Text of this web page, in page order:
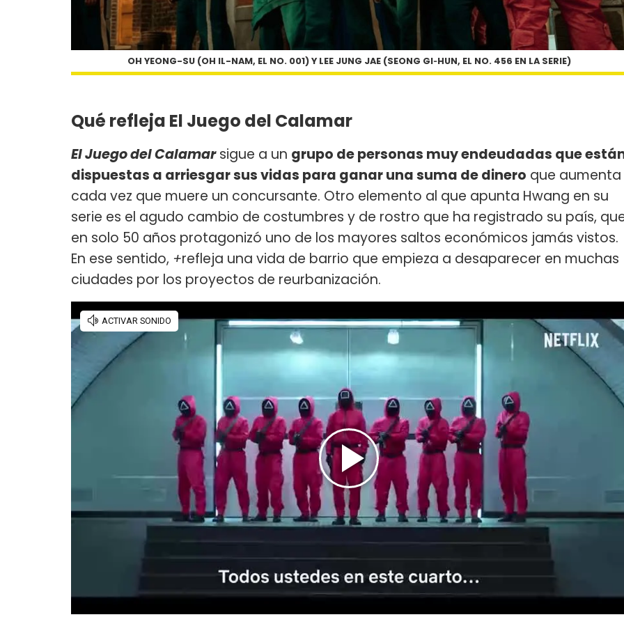
OH YEONG-SU (OH IL-NAM, EL NO. 001) Y LEE JUNG JAE (SEONG GI‑HUN, EL NO. 456 EN LA SERIE)
Qué refleja El Juego del Calamar
El Juego del Calamarsigue a un grupo de personas muy endeudadas que
dispuestas a arriesgar sus vidas para ganar una suma de dinero que aumenta
cada vez que muere un concursante. Otro elemento al que apunta Hwang en su
serie es el agudo cambio de costumbres y de rostro que ha registrado su país,
en solo 50 años protagonizó uno de los mayores saltos económicos jamás vistos.
En ese sentido, +refleja una vida de barrio que empieza a desaparecer en muchas
ciudades por los proyectos de reurbanización.